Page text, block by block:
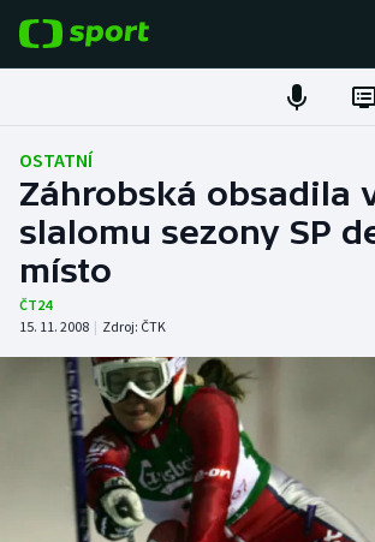
Fotbal
Hokej
Tenis
Atletika
Cyklistika
DALŠÍ SPORTY
Americký fotbal
NEPŘEHLÉDNĚTE
OSTATNÍ
Záhrobská obsadila
slalomu sezony SP
místo
ČT24
15. 11. 2008 | Zdroj: ČTK